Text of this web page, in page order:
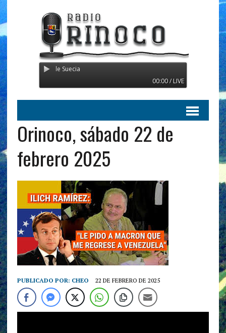
desde Suecia
00:00 / LIVE
Orinoco, sábado 22 de
febrero 2025
PUBLICADO POR: CHEO 22 DE FEBRERO DE 2025